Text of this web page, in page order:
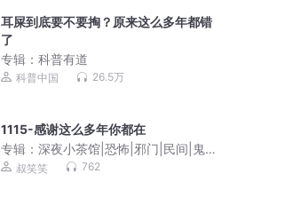
耳屎到底要不要掏？原来这么多年都错
了
专辑：科普有道
科普中国 26.5万
1115-感谢这么多年你都在
专辑：深夜小茶馆|恐怖|邪门|民间|鬼故
事 叔笑笑 762